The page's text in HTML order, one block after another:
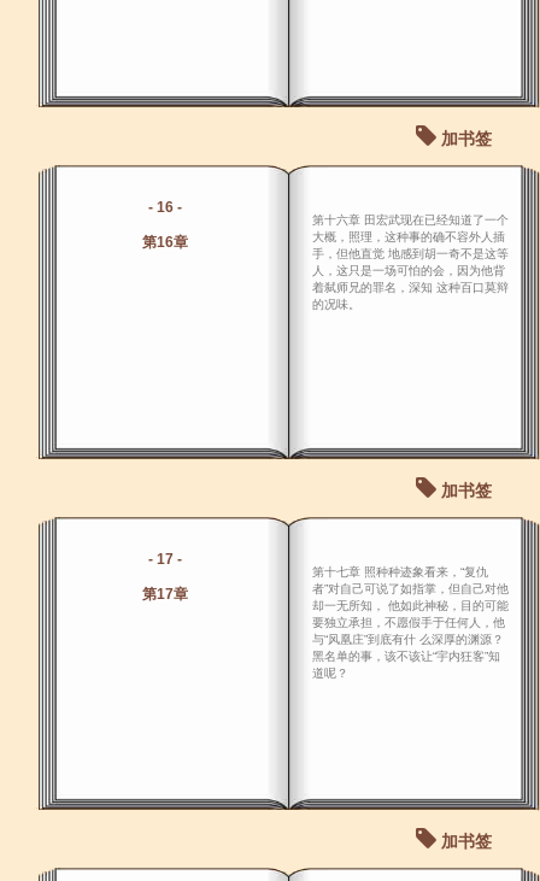
加书签
- 16 -
第16章
第十六章 田宏武现在已经知道了一个
大概，照理，这种事的确不容外人插
手，但他直觉 地感到胡一奇不是这等
人，这只是一场可怕的会，因为他背
着弑师兄的罪名，深知 这种百口莫辩
的况味。
加书签
- 17 -
第17章
第十七章 照种种迹象看来，“复仇
者”对自己可说了如指掌，但自己对他
却一无所知， 他如此神秘，目的可能
要独立承担，不愿假手于任何人，他
与“风凰庄”到底有什 么深厚的渊源？
黑名单的事，该不该让“宇内狂客”知
道呢？
加书签